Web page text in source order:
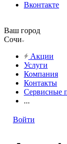
Вконтакте
Ваш город
Сочи
Акции
Услуги
Компания
Контакты
Сервисные
...
Войти